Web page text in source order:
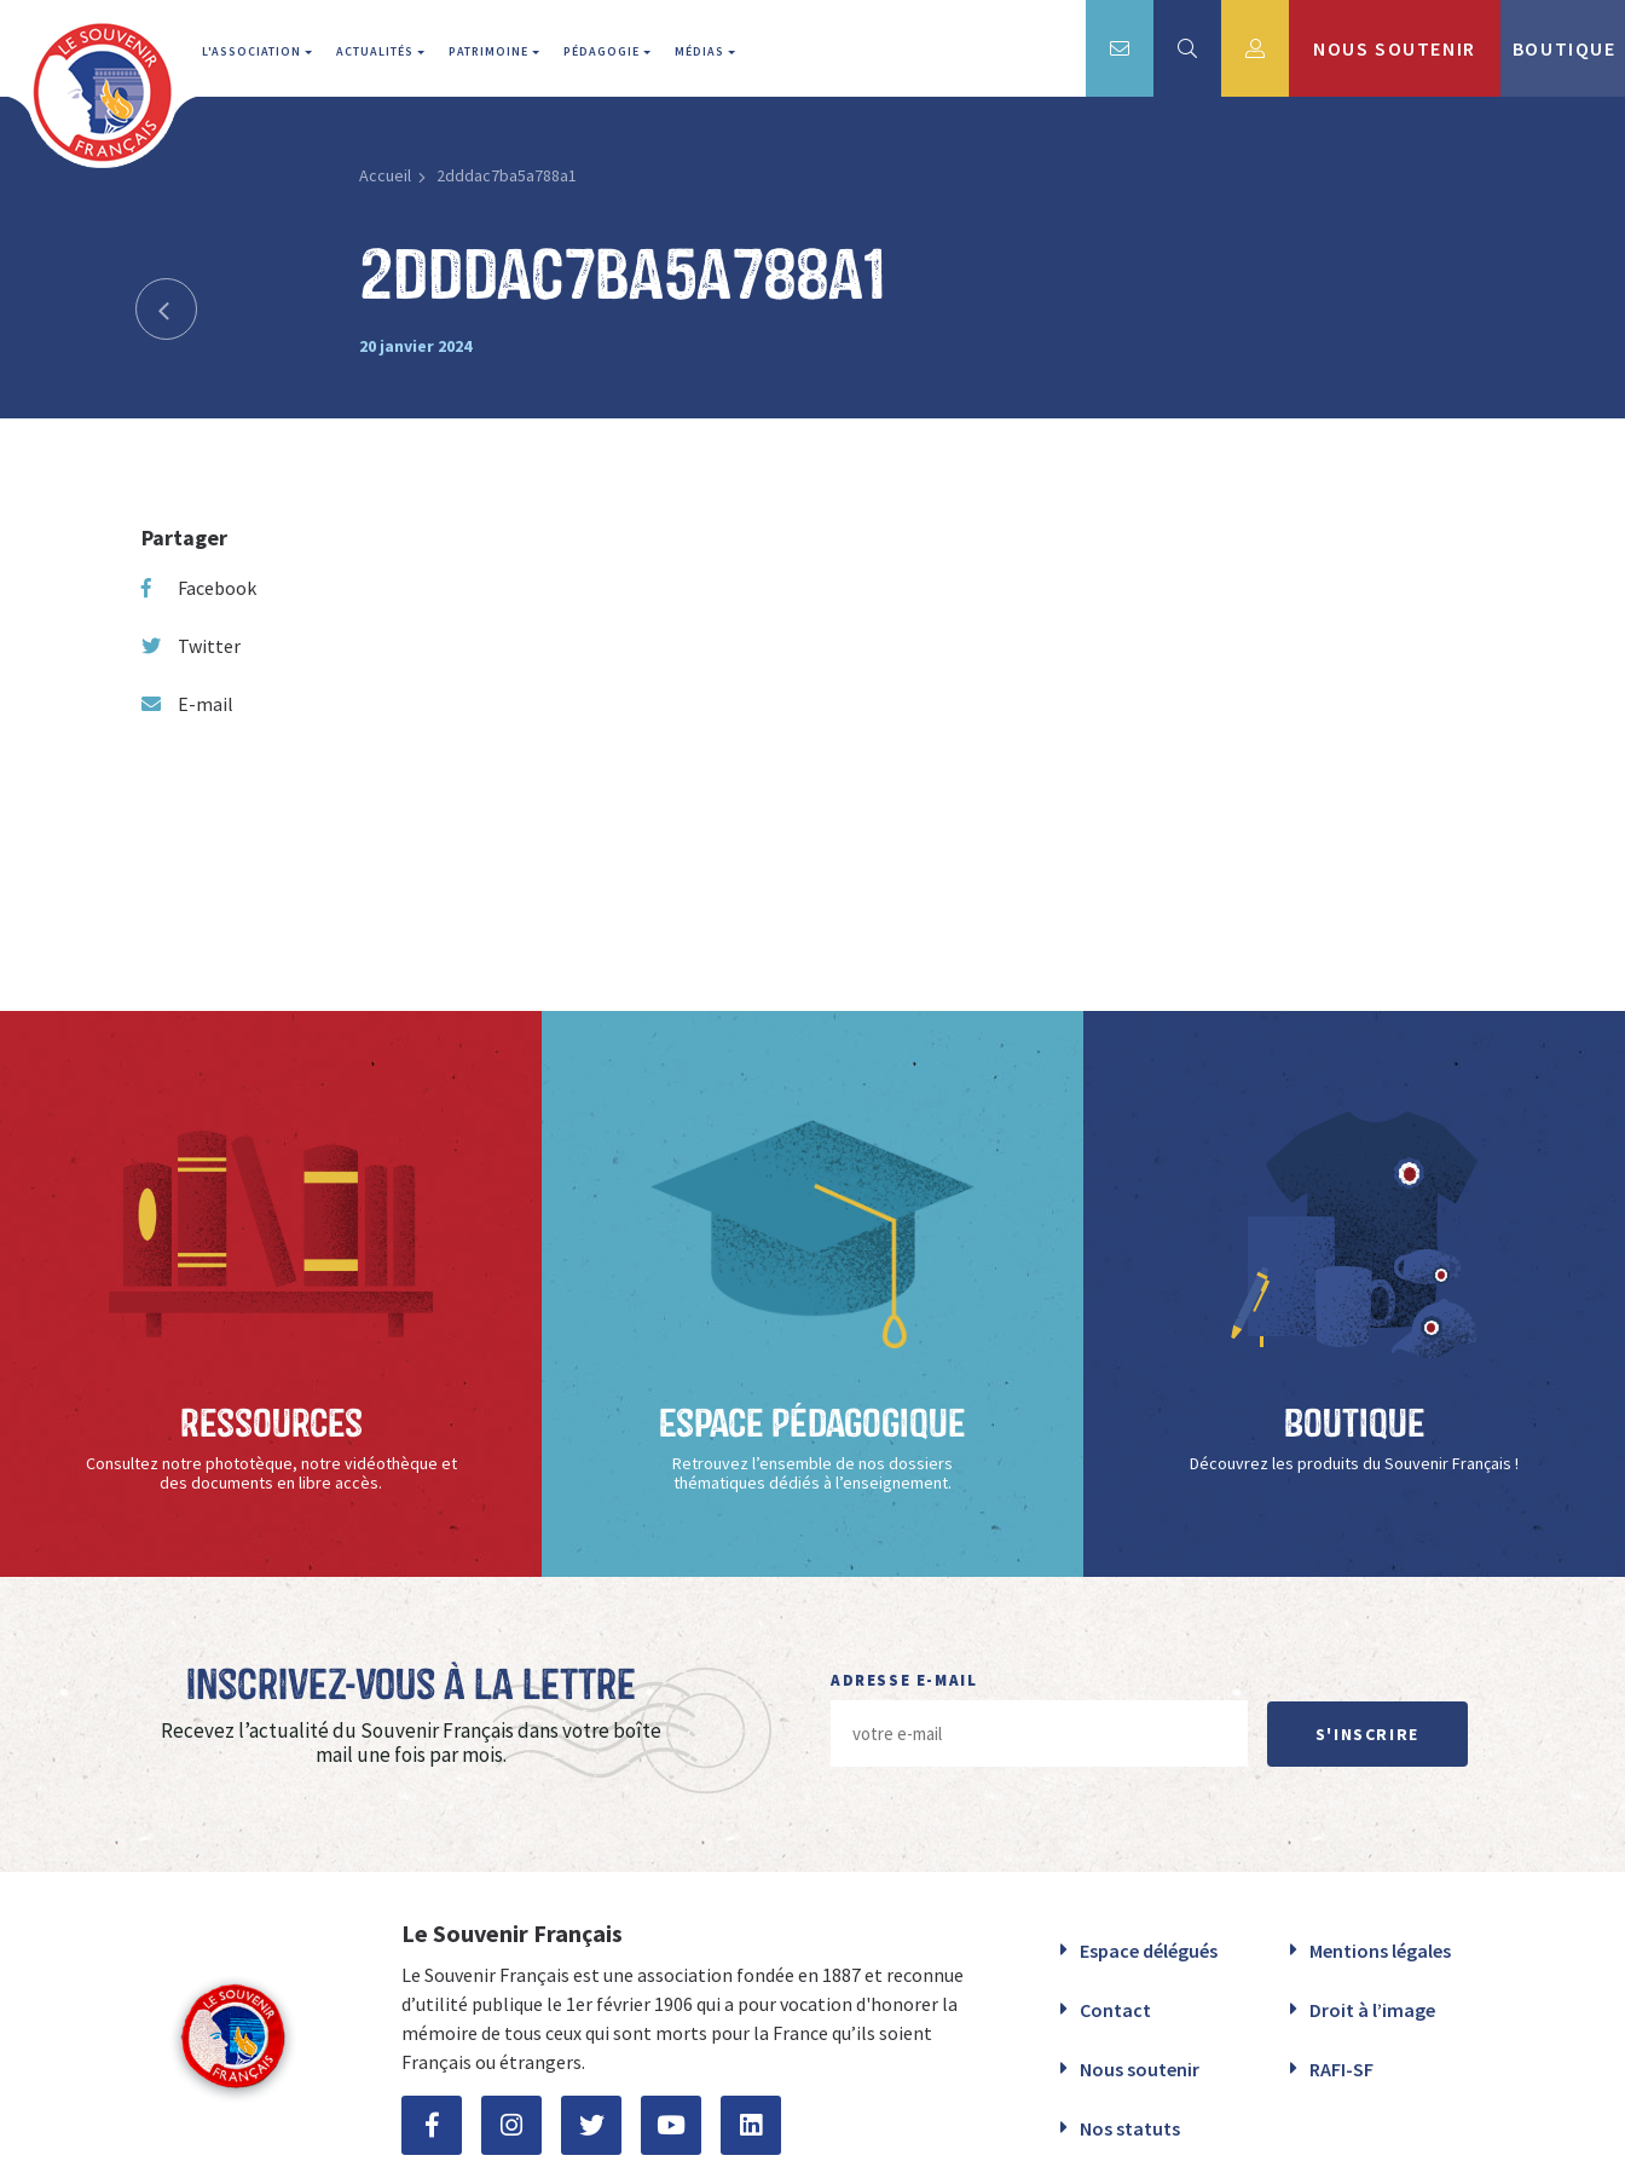
L'ASSOCIATION ACTUALITÉS PATRIMOINE PÉDAGOGIE MÉDIAS NOUS SOUTENIR BOUTIQUE
Accueil 2dddac7ba5a788a1
2dddac7ba5a788a1
20 janvier 2024
Partager
Facebook
Twitter
E-mail
Ressources
Consultez notre phototèque, notre vidéothèque et
des documents en libre accès.
Espace Pédagogique
Retrouvez l’ensemble de nos dossiers
thématiques dédiés à l’enseignement.
Boutique
Découvrez les produits du Souvenir Français !
Inscrivez-vous à La Lettre
Recevez l’actualité du Souvenir Français dans votre boîte
mail une fois par mois.
ADRESSE E-MAIL
S'INSCRIRE
Le Souvenir Français
Le Souvenir Français est une association fondée en 1887 et reconnue
d’utilité publique le 1er février 1906 qui a pour vocation d'honorer la
mémoire de tous ceux qui sont morts pour la France qu’ils soient
Français ou étrangers.
Espace délégués Mentions légales
Contact Droit à l’image
Nous soutenir RAFI-SF
Nos statuts